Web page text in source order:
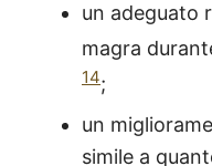
un adeguato
magra
14;
un
simile a